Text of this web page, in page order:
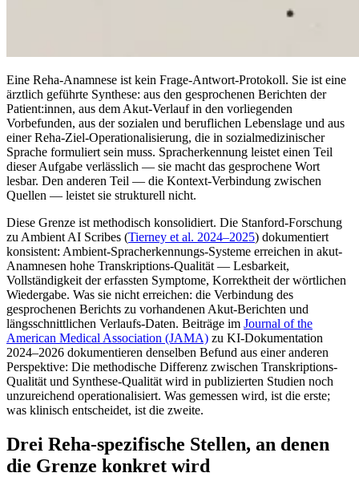
Eine Reha-Anamnese ist kein Frage-Antwort-Protokoll. Sie ist eine
ärztlich geführte Synthese: aus den gesprochenen Berichten der
Patient:innen, aus dem Akut-Verlauf in den vorliegenden
Vorbefunden, aus der sozialen und beruflichen Lebenslage und aus
einer Reha-Ziel-Operationalisierung, die in sozialmedizinischer
Sprache formuliert sein muss. Spracherkennung leistet einen Teil
dieser Aufgabe verlässlich — sie macht das gesprochene Wort
lesbar. Den anderen Teil — die Kontext-Verbindung zwischen
Quellen — leistet sie strukturell nicht.
Diese Grenze ist methodisch konsolidiert. Die Stanford-Forschung
zu Ambient AI Scribes (Tierney et al. 2024–2025) dokumentiert
konsistent: Ambient-Spracherkennungs-Systeme erreichen in akut-
Anamnesen hohe Transkriptions-Qualität — Lesbarkeit,
Vollständigkeit der erfassten Symptome, Korrektheit der wörtlichen
Wiedergabe. Was sie nicht erreichen: die Verbindung des
gesprochenen Berichts zu vorhandenen Akut-Berichten und
längsschnittlichen Verlaufs-Daten. Beiträge im Journal of the
American Medical Association (JAMA) zu KI-Dokumentation
2024–2026 dokumentieren denselben Befund aus einer anderen
Perspektive: Die methodische Differenz zwischen Transkriptions-
Qualität und Synthese-Qualität wird in publizierten Studien noch
unzureichend operationalisiert. Was gemessen wird, ist die erste;
was klinisch entscheidet, ist die zweite.
Drei Reha-spezifische Stellen, an denen
die Grenze konkret wird